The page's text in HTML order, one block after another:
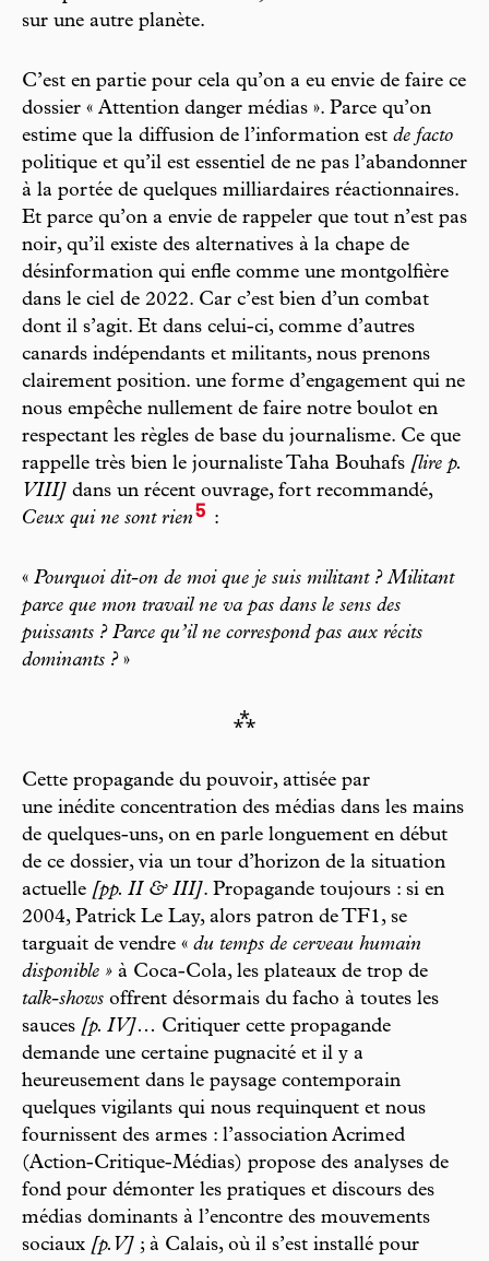
sur une autre planète.
C’est en partie pour cela qu’on a eu envie de faire ce
dossier « Attention danger médias ». Parce qu’on
estime que la diffusion de l’information est de facto
politique et qu’il est essentiel de ne pas l’abandonner
à la portée de quelques milliardaires réactionnaires.
Et parce qu’on a envie de rappeler que tout n’est pas
noir, qu’il existe des alternatives à la chape de
désinformation qui enfle comme une montgolfière
dans le ciel de 2022. Car c’est bien d’un combat
dont il s’agit. Et dans celui-ci, comme d’autres
canards indépendants et militants, nous prenons
clairement position. une forme d’engagement qui ne
nous empêche nullement de faire notre boulot en
respectant les règles de base du journalisme. Ce que
rappelle très bien le journaliste Taha Bouhafs [lire p.
VIII] dans un récent ouvrage, fort recommandé,
Ceux qui ne sont rien5 :
« Pourquoi dit-on de moi que je suis militant ? Militant
parce que mon travail ne va pas dans le sens des
puissants ? Parce qu’il ne correspond pas aux récits
dominants ?»
⁂
Cette propagande du pouvoir, attisée par
une inédite concentration des médias dans les mains
de quelques-uns, on en parle longuement en début
de ce dossier, via un tour d’horizon de la situation
actuelle [pp. II & III]. Propagande toujours : si en
2004, Patrick Le Lay, alors patron de TF1, se
targuait de vendre « du temps de cerveau humain
disponible » à Coca-Cola, les plateaux de trop de
talk-shows offrent désormais du facho à toutes les
sauces [p. IV]… Critiquer cette propagande
demande une certaine pugnacité et il y a
heureusement dans le paysage contemporain
quelques vigilants qui nous requinquent et nous
fournissent des armes : l’association Acrimed
(Action-Critique-Médias) propose des analyses de
fond pour démonter les pratiques et discours des
médias dominants à l’encontre des mouvements
sociaux [p. V] ; à Calais, où il s’est installé pour